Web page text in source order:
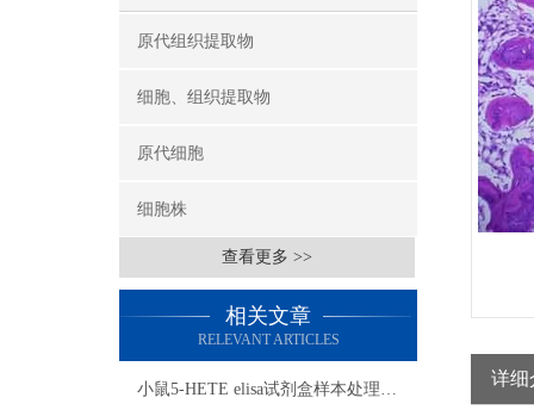
原代组织提取物
细胞、组织提取物
原代细胞
细胞株
查看更多 >>
相关文章
RELEVANT ARTICLES
小鼠5-HETE elisa试剂盒​样本处理及要求
详细